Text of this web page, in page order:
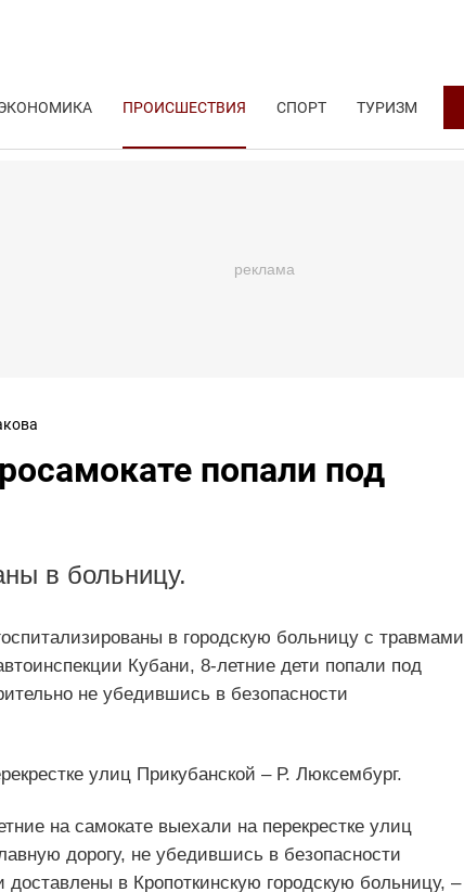
ПРОИСШЕСТВИЯ СПОРТ ТУРИЗМ
попали под
в больницу.
в городскую больницу с травмами
Кубани, 8-летние дети попали под
не убедившись в безопасности
улиц Прикубанской – Р. Люксембург.
на самокате выехали на перекрестке улиц
дорогу, не убедившись в безопасности
в Кропоткинскую городскую больницу, –